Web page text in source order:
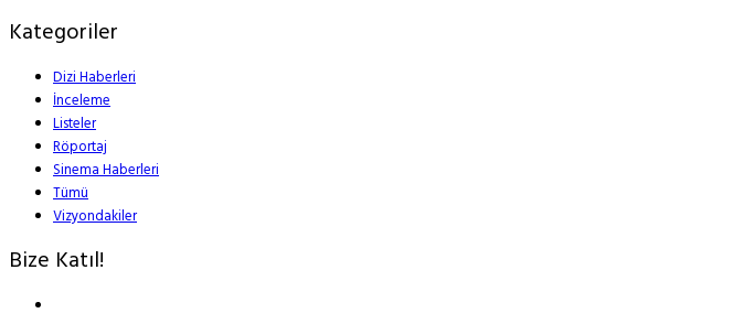
Kategoriler
Dizi Haberleri
İnceleme
Listeler
Röportaj
Sinema Haberleri
Tümü
Vizyondakiler
Bize Katıl!